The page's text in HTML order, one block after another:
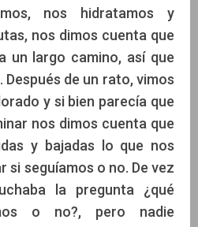
nos hidratamos y
nos dimos cuenta que
un largo camino, así que
de un rato, vimos
y si bien parecía que
nos dimos cuenta que
y bajadas lo que nos
si seguíamos o no. De vez
la pregunta ¿qué
o no?, pero nadie